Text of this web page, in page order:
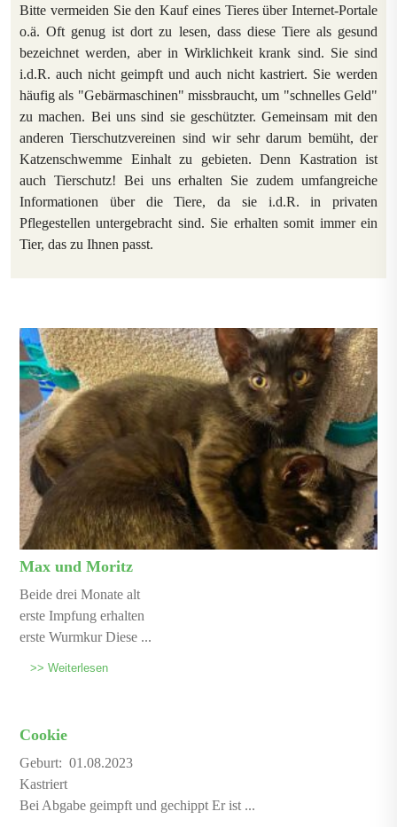
Bitte vermeiden Sie den Kauf eines Tieres über Internet-Portale
o.ä. Oft genug ist dort zu lesen, dass diese Tiere als gesund
bezeichnet werden, aber in Wirklichkeit krank sind. Sie sind
i.d.R. auch nicht geimpft und auch nicht kastriert. Sie werden
häufig als "Gebärmaschinen" missbraucht, um "schnelles Geld"
zu machen. Bei uns sind sie geschützter. Gemeinsam mit den
anderen Tierschutzvereinen sind wir sehr darum bemüht, der
Katzenschwemme Einhalt zu gebieten. Denn Kastration ist
auch Tierschutz! Bei uns erhalten Sie zudem umfangreiche
Informationen über die Tiere, da sie i.d.R. in privaten
Pflegestellen untergebracht sind. Sie erhalten somit immer ein
Tier, das zu Ihnen passt.
Max und Moritz
Beide drei Monate alt
erste Impfung erhalten
erste Wurmkur Diese ...
>> Weiterlesen
Cookie
Geburt: 01.08.2023
Kastriert
Bei Abgabe geimpft und gechippt Er ist ...